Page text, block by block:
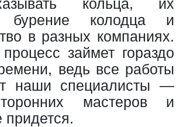
кольца, их
бурение колодца и
в разных компаниях.
займет гораздо
ведь все работы
наши специалисты —
мастеров и
придется.